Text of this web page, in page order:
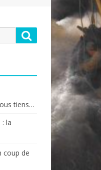
Rechercher
tiens…
la
coup de